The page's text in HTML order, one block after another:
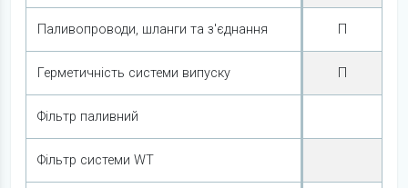
Паливопроводи, шланги та з'єднання П
Герметичність системи випуску П
Фільтр паливний
Фільтр системи WT